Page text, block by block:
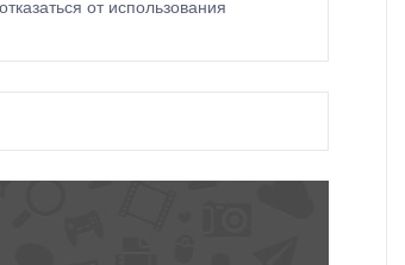
от использования